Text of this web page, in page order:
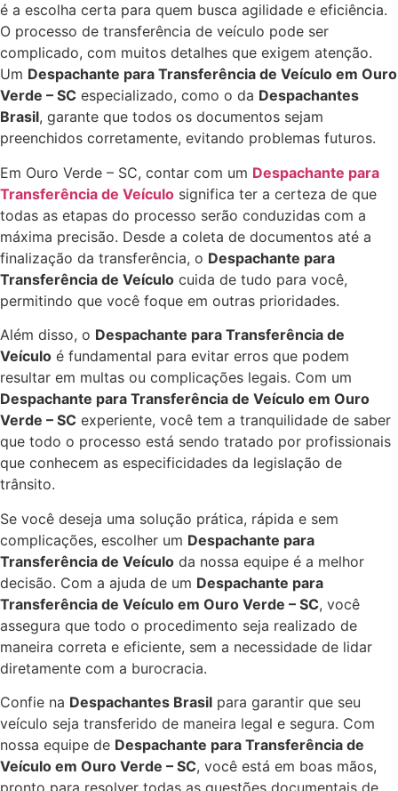
é a escolha certa para quem busca agilidade e eficiência.
O processo de transferência de veículo pode ser
complicado, com muitos detalhes que exigem atenção.
Um Despachante para Transferência de Veículo em Ouro
Verde – SC especializado, como o da Despachantes
Brasil, garante que todos os documentos sejam
preenchidos corretamente, evitando problemas futuros.
Em Ouro Verde – SC, contar com um Despachante para
Transferência de Veículo significa ter a certeza de que
todas as etapas do processo serão conduzidas com a
máxima precisão. Desde a coleta de documentos até a
finalização da transferência, o Despachante para
Transferência de Veículo cuida de tudo para você,
permitindo que você foque em outras prioridades.
Além disso, o Despachante para Transferência de
Veículo é fundamental para evitar erros que podem
resultar em multas ou complicações legais. Com um
Despachante para Transferência de Veículo em Ouro
Verde – SC experiente, você tem a tranquilidade de saber
que todo o processo está sendo tratado por profissionais
que conhecem as especificidades da legislação de
trânsito.
Se você deseja uma solução prática, rápida e sem
complicações, escolher um Despachante para
Transferência de Veículo da nossa equipe é a melhor
decisão. Com a ajuda de um Despachante para
Transferência de Veículo em Ouro Verde – SC, você
assegura que todo o procedimento seja realizado de
maneira correta e eficiente, sem a necessidade de lidar
diretamente com a burocracia.
Confie na Despachantes Brasil para garantir que seu
veículo seja transferido de maneira legal e segura. Com
nossa equipe de Despachante para Transferência de
Veículo em Ouro Verde – SC, você está em boas mãos,
pronto para resolver todas as questões documentais de